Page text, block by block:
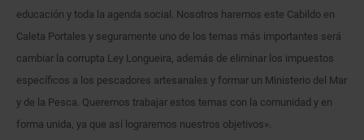
educación y toda la agenda social. Nosotros haremos este Cabildo en
Caleta Portales y seguramente uno de los temas más importantes será
cambiar la corrupta Ley Longueira, además de eliminar los impuestos
específicos a los pescadores artesanales y formar un Ministerio del Mar
y de la Pesca. Queremos trabajar estos temas con la comunidad y en
forma unida, ya que así lograremos nuestros objetivos».